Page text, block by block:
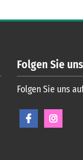
Folgen Sie uns
Folgen Sie uns